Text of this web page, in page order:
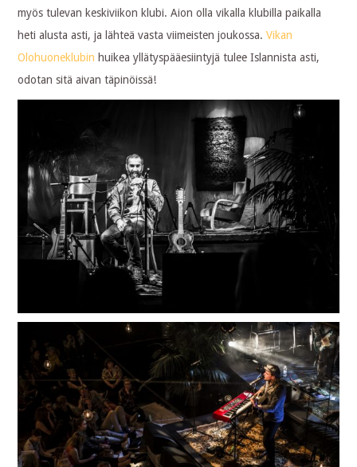
myös tulevan keskiviikon klubi. Aion olla vikalla klubilla paikalla
heti alusta asti, ja lähteä vasta viimeisten joukossa.Vikan
Olohuoneklubin huikea yllätyspääesiintyjä tulee Islannista asti,
odotan sitä aivan täpinöissä!